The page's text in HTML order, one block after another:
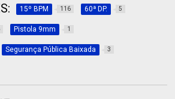
15º BPM 116 60ª DP. 5
Pistola 9mm 1
Segurança Pública Baixada 3